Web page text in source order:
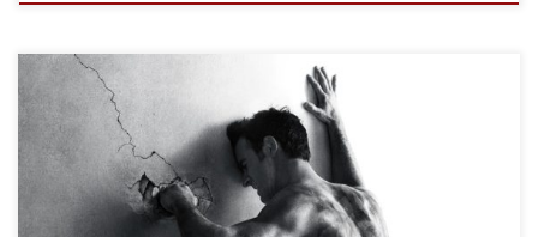
La serie estadounidense de HBO que acabó su primera
temporada el pasado mes de septiembre perfila ya su segunda
para este nuevo año. En La Huella Digital te contamos la trama y te
damos la opinión de esta nueva serie que ha logrado polarizar las